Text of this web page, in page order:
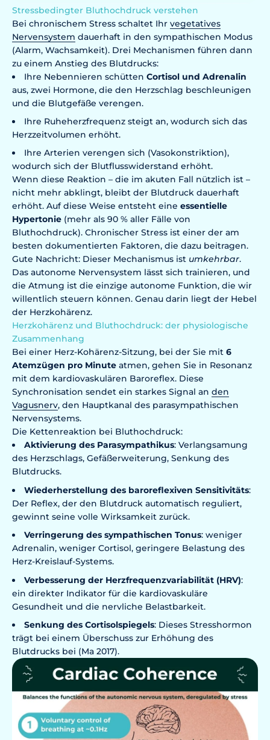
Stressbedingter Bluthochdruck verstehen
Bei chronischem Stress schaltet Ihr vegetatives
Nervensystem dauerhaft in den sympathischen Modus
(Alarm, Wachsamkeit). Drei Mechanismen führen dann
zu einem Anstieg des Blutdrucks:
Ihre Nebennieren schütten Cortisol und Adrenalin
aus, zwei Hormone, die den Herzschlag beschleunigen
und die Blutgefäße verengen.
Ihre Ruheherzfrequenz steigt an, wodurch sich das
Herzzeitvolumen erhöht.
Ihre Arterien verengen sich (Vasokonstriktion),
wodurch sich der Blutflusswiderstand erhöht.
Wenn diese Reaktion – die im akuten Fall nützlich ist –
nicht mehr abklingt, bleibt der Blutdruck dauerhaft
erhöht. Auf diese Weise entsteht eine essentielle
Hypertonie (mehr als 90 % aller Fälle von
Bluthochdruck). Chronischer Stress ist einer der am
besten dokumentierten Faktoren, die dazu beitragen.
Gute Nachricht: Dieser Mechanismus ist umkehrbar.
Das autonome Nervensystem lässt sich trainieren, und
die Atmung ist die einzige autonome Funktion, die wir
willentlich steuern können. Genau darin liegt der Hebel
der Herzkohärenz.
Herzkohärenz und Bluthochdruck: der physiologische
Zusammenhang
Bei einer Herz-Kohärenz-Sitzung, bei der Sie mit 6
Atemzügen pro Minute atmen, gehen Sie in Resonanz
mit dem kardiovaskulären Baroreflex. Diese
Synchronisation sendet ein starkes Signal an den
Vagusnerv, den Hauptkanal des parasympathischen
Nervensystems.
Die Kettenreaktion bei Bluthochdruck:
Aktivierung des Parasympathikus: Verlangsamung
des Herzschlags, Gefäßerweiterung, Senkung des
Blutdrucks.
Wiederherstellung des baroreflexiven Sensitivitäts:
Der Reflex, der den Blutdruck automatisch reguliert,
gewinnt seine volle Wirksamkeit zurück.
Verringerung des sympathischen Tonus: weniger
Adrenalin, weniger Cortisol, geringere Belastung des
Herz-Kreislauf-Systems.
Verbesserung der Herzfrequenzvariabilität (HRV):
ein direkter Indikator für die kardiovaskuläre
Gesundheit und die nervliche Belastbarkeit.
Senkung des Cortisolspiegels: Dieses Stresshormon
trägt bei einem Überschuss zur Erhöhung des
Blutdrucks bei (Ma 2017).